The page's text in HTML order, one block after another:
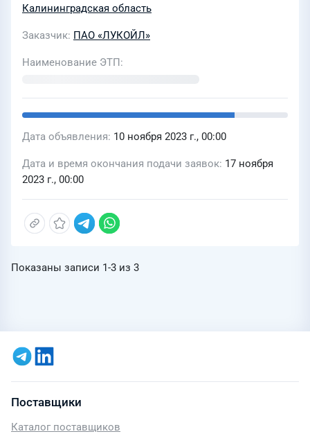
Калининградская область
Заказчик ПАО «ЛУКОЙЛ»
Наименование ЭТП
Дата объявления 10 ноября 2023 г., 00:00
Дата и время окончания подачи заявок 17 ноября
2023 г., 00:00
Показаны записи 1-3 из 3
Поставщики
Каталог поставщиков